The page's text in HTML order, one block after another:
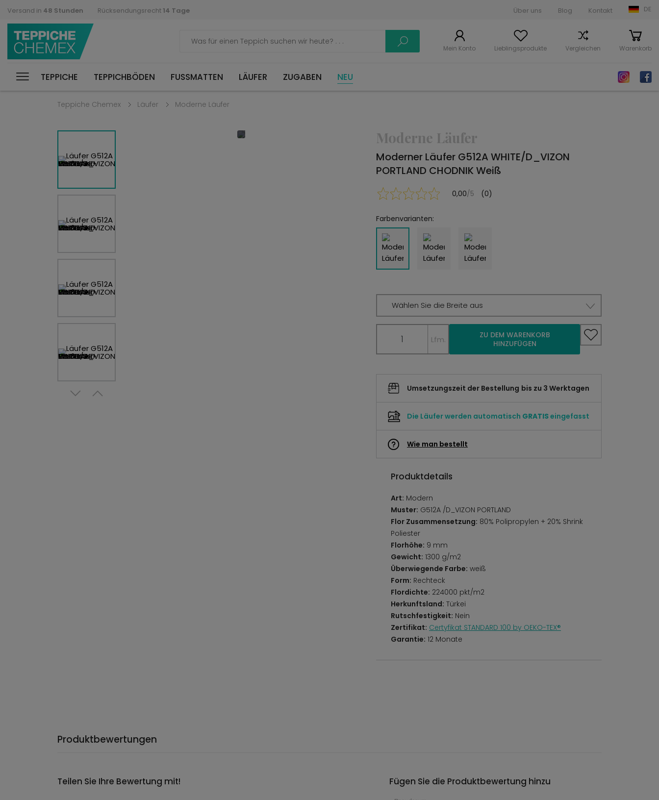
Versand in 48 Stunden Rücksendungsrecht 14 Tage Über uns Blog Kontakt DE
Mein Konto Lieblingsprodukte Vergleichen Warenkorb
TEPPICHE TEPPICHBÖDEN FUSSMATTEN LÄUFER ZUGABEN NEU
Teppiche Chemex Läufer Moderne Läufer
Moderne Läufer
Moderner Läufer G512A WHITE/D_VIZON
PORTLAND CHODNIK Weiß
0,00/5 (0)
Farbenvarianten:
Wählen Sie die Breite aus
Lfm.
ZU DEM WARENKORB
HINZUFÜGEN
Umsetzungszeit der Bestellung bis zu 3 Werktagen
Die Läufer werden automatisch GRATISeingefasst
Wie man bestellt
Produktdetails
Art: Modern
Muster: G512A /D_VIZON PORTLAND
Flor Zusammensetzung: 80% Polipropylen + 20% Shrink
Poliester
Florhöhe: 9 mm
Gewicht: 1300 g/m2
Überwiegende Farbe: weiß
Form: Rechteck
Flordichte: 224000 pkt/m2
Herkunftsland: Türkei
Rutschfestigkeit: Nein
Zertifikat: Certyfikat STANDARD 100 by OEKO-TEX®
Garantie: 12 Monate
Produktbewertungen
Teilen Sie Ihre Bewertung mit! Fügen Sie die Produktbewertung hinzu